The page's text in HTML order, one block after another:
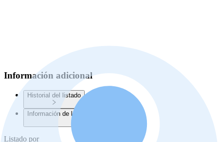
Información adicional
Historial del listado
Información de la Junta de Planificación
Listado por